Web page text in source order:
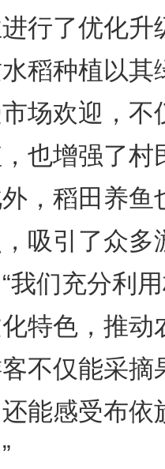
行了优化升
稻种植以其
场欢迎，不
也增强了村
，稻田养鱼
吸引了众多
我们充分利
特色，推动
不仅能采摘
能感受布依